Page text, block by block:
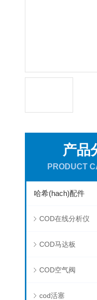
产品
PRODUCT
哈希(hach)配件
COD在线分析仪
COD马达板
COD空气阀
cod活塞